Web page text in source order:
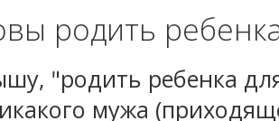
родить
"родить ребенка
мужа